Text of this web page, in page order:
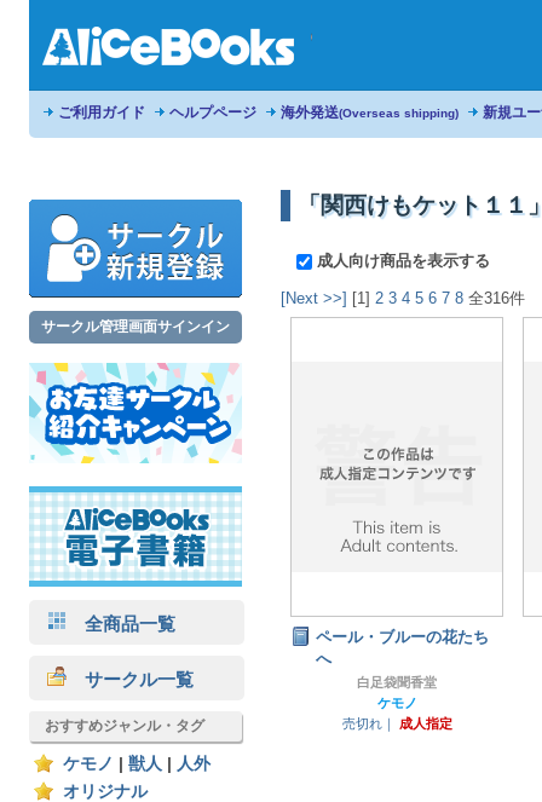
ご利用ガイド ヘルプページ 海外発送(Overseas shipping) 新規ユ
サークル管理画面サインイン
全商品一覧
サークル一覧
おすすめジャンル・タグ
ケモノ 獣人
人外
オリジナル
「関西けもケット１１
成人向け商品を表示する
[Next >>] [1] 2 3 4 5 6 7 8 全316件
ペール・ブルーの花たち
へ
白足袋聞香堂
ケモノ
売切れ｜
成人指定